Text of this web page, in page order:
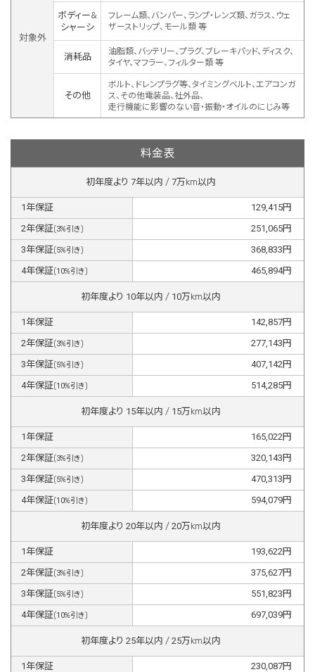
対象外
ボディー&
シャーシ
フレーム類、バンパー、ランプ・レンズ類、ガラス、ウェ
ザーストリップ、モール類 等
消耗品
油脂類、バッテリー、プラグ、ブレーキパッド、ディスク、
タイヤ、マフラー、フィルター類 等
その他
ボルト、ドレンプラグ等、タイミングベルト、エアコンガ
ス、その他電装品、社外品、
走行機能に影響のない音・振動・オイルのにじみ等
料金表
初年度より 7年以内 / 7万km以内
1年保証 129,415円
2年保証(3%引き) 251,065円
3年保証(5%引き) 368,833 円
4年保証(10%引き) 465,894円
初年度より 10年以内 / 10万km以内
1年保証 142,857円
2年保証(3%引き) 277,143 円
3年保証(5%引き) 407,142 円
4年保証(10%引き) 514,285円
初年度より 15年以内 / 15万km以内
1年保証 165,022 円
2年保証(3%引き) 320,143 円
3年保証(5%引き) 470,313 円
4年保証(10%引き) 594,079円
初年度より 20年以内 / 20万km以内
1年保証 193,622 円
2年保証(3%引き) 375,627円
3年保証(5%引き) 551,823 円
4年保証(10%引き) 697,039円
初年度より 25年以内 / 25万km以内
1年保証 230,087円